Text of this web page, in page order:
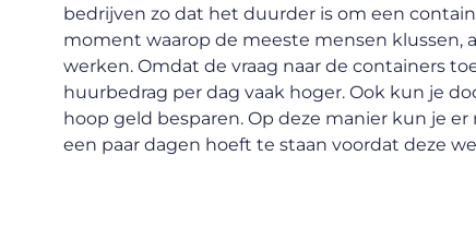
bedrijven zo dat het duurder is om een
moment waarop de meeste mensen klussen,
werken. Omdat de vraag naar de containers
huurbedrag per dag vaak hoger. Ook kun je
hoop geld besparen. Op deze manier kun je
een paar dagen hoeft te staan voordat deze